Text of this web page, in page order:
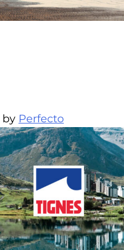
by Perfecto